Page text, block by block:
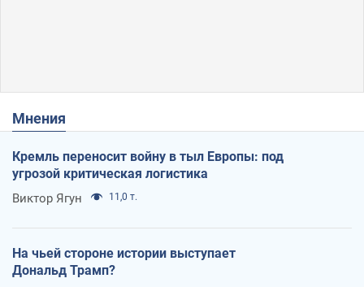
Мнения
Кремль переносит войну в тыл Европы: под
угрозой критическая логистика
Виктор Ягун 11,0 т.
На чьей стороне истории выступает
Дональд Трамп?